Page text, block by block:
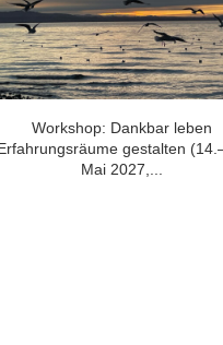
Dankbar leben als spiritueller Weg
(9. Mai – 14....